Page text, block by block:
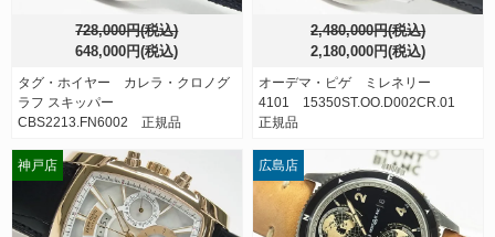
728,000円(税込)
648,000円(税込)
タグ・ホイヤー カレラ・クロノグ
ラフ スキッパー
CBS2213.FN6002 正規品
2,480,000円(税込)
2,180,000円(税込)
オーデマ・ピゲ ミレネリー
4101 15350ST.OO.D002CR.01
正規品
神戸店 広島店